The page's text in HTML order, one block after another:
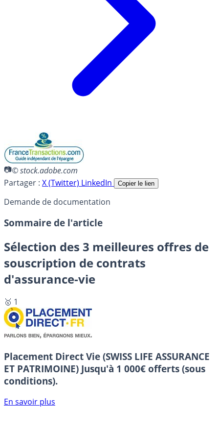
© stock.adobe.com
Partager : X (Twitter) LinkedIn Copier le lien
Demande de documentation
Sommaire de l'article
Sélection des 3 meilleures offres de
souscription de contrats
d'assurance-vie
🥇 1
Placement Direct Vie (SWISS LIFE ASSURANCE
ET PATRIMOINE) Jusqu'à 1 000€ offerts (sous
conditions).
En savoir plus